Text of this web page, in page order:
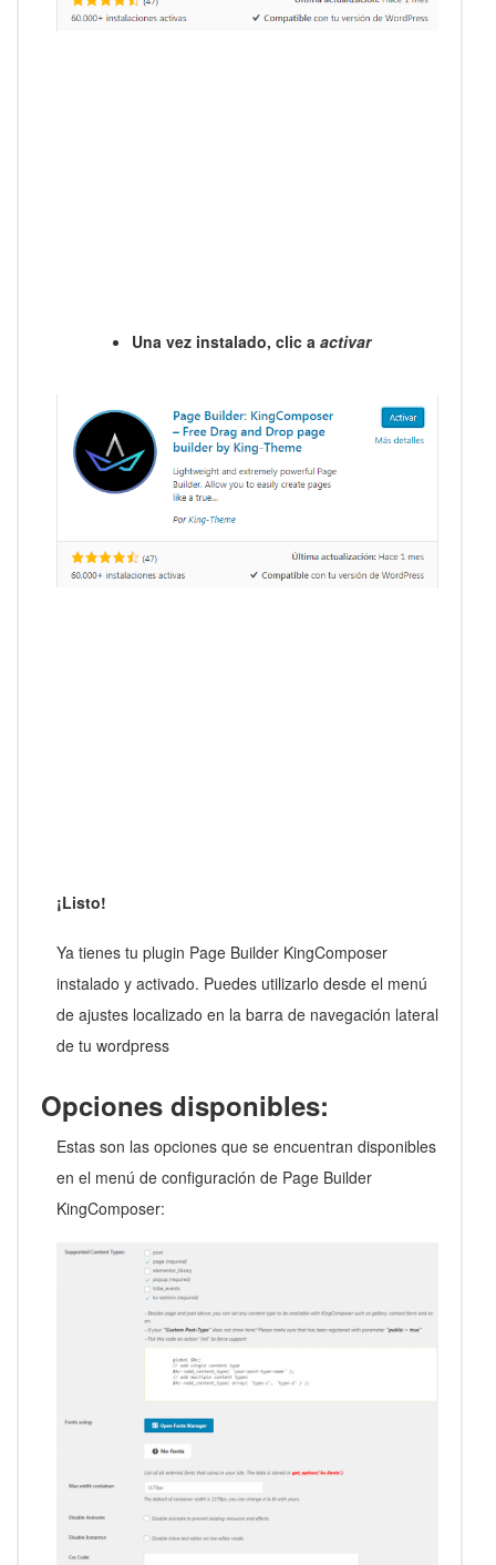
Una vez instalado, clic a activar
¡Listo!
Ya tienes tu plugin Page Builder KingComposer
instalado y activado. Puedes utilizarlo desde el menú
de ajustes localizado en la barra de navegación lateral
de tu wordpress
Opciones disponibles:
Estas son las opciones que se encuentran disponibles
en el menú de configuración de Page Builder
KingComposer: